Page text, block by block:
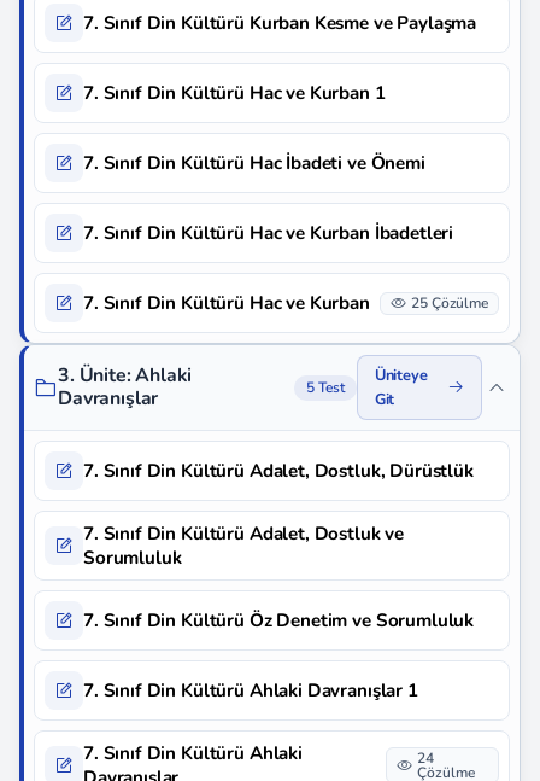
7. Sınıf Din Kültürü Kurban Kesme ve Paylaşma
7. Sınıf Din Kültürü Hac ve Kurban 1
7. Sınıf Din Kültürü Hac İbadeti ve Önemi
7. Sınıf Din Kültürü Hac ve Kurban İbadetleri
7. Sınıf Din Kültürü Hac ve Kurban 25 Çözülme
3. Ünite: Ahlaki
Davranışlar
5 Test
Üniteye
Git
7. Sınıf Din Kültürü Adalet, Dostluk, Dürüstlük
7. Sınıf Din Kültürü Adalet, Dostluk ve
Sorumluluk
7. Sınıf Din Kültürü Öz Denetim ve Sorumluluk
7. Sınıf Din Kültürü Ahlaki Davranışlar 1
7. Sınıf Din Kültürü Ahlaki
24
Çözülme